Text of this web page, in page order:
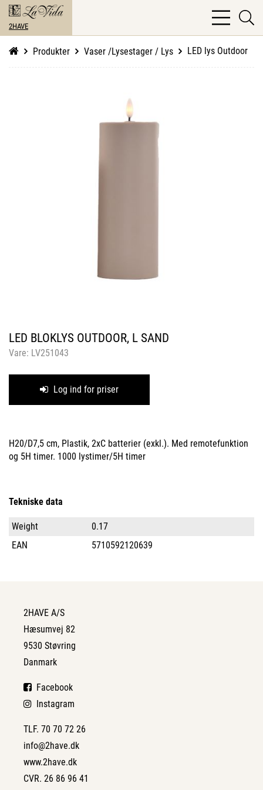
2HAVE
bars
light
Produkter Vaser /Lysestager / Lys LED lys Outdoor
LED BLOKLYS OUTDOOR, L SAND
Vare: LV251043
Log ind for priser
H20/D7,5 cm, Plastik, 2xC batterier (exkl.). Med remotefunktion
og 5H timer. 1000 lystimer/5H timer
Tekniske data
Weight
0.17
EAN
5710592120639
2HAVE A/S
Hæsumvej 82
9530 Støvring
Danmark
Facebook
Instagram
TLF. 70 70 72 26
info@2have.dk
www.2have.dk
CVR. 26 86 96 41